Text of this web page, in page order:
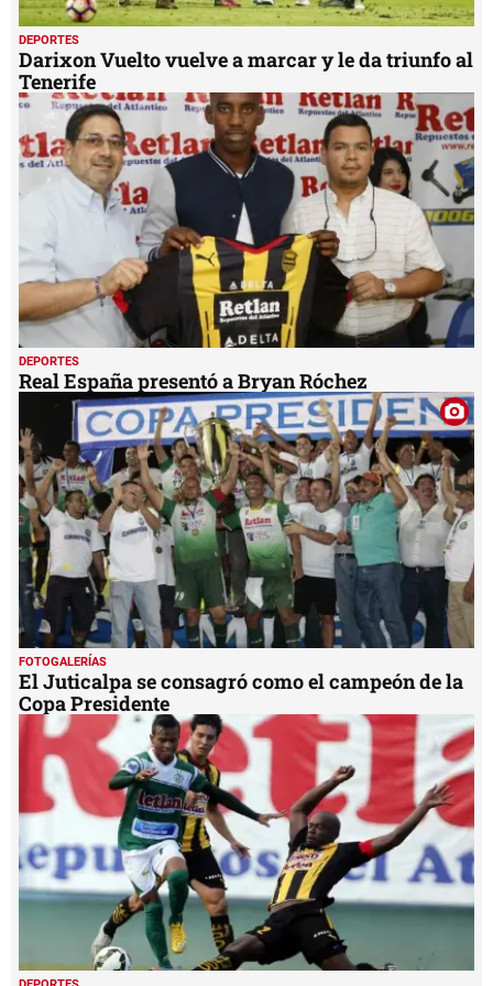
DEPORTES
Darixon Vuelto vuelve a marcar y le da triunfo al
Tenerife
DEPORTES
Real España presentó a Bryan Róchez
FOTOGALERÍAS
El Juticalpa se consagró como el campeón de la
Copa Presidente